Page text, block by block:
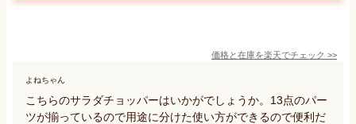
価格と在庫を楽天でチェック >>
よねちゃん
こちらのサラダチョッパーはいかがでしょうか。13点のパー
ツが揃っているので用途に分けた使い方ができるので便利だ